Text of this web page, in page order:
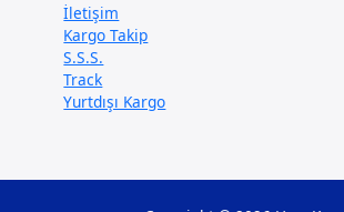
İletişim
Kargo Takip
S.S.S.
Track
Yurtdışı Kargo